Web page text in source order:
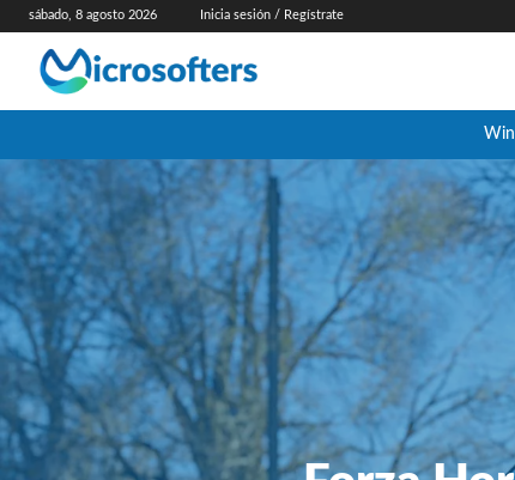
sábado, 8 agosto 2026 Inicia sesión / Regístrate